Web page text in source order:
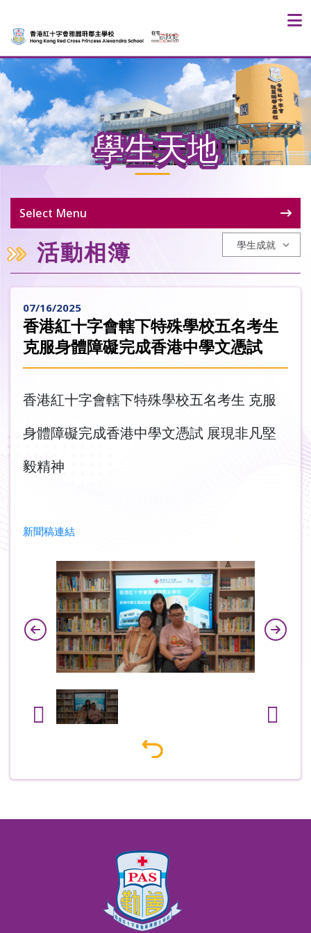
學生天地
Select Menu
活動相簿
07/16/2025
香港紅十字會轄下特殊學校五名考生
克服身體障礙完成香港中學文憑試
香港紅十字會轄下特殊學校五名考生 克服
身體障礙完成香港中學文憑試 展現非凡堅
毅精神
新聞稿連結